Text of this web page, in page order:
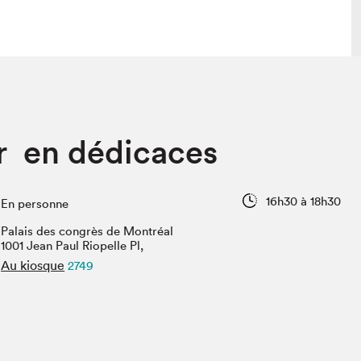
Programmation dans la ville
Vidéos et balados
en dédicaces
En personne
16h30 à 18h30
Palais des congrès de Montréal
1001 Jean Paul Riopelle Pl,
Au kiosque 2749